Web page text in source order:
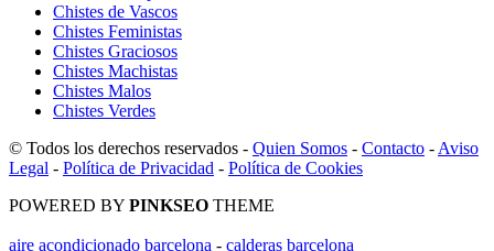
Chistes de Vascos
Chistes Feministas
Chistes Graciosos
Chistes Machistas
Chistes Malos
Chistes Verdes
© Todos los derechos reservados - Quien Somos - Contacto - Aviso
Legal - Política de Privacidad - Política de Cookies
POWERED BY PINKSEO THEME
aire acondicionado barcelona - calderas barcelona